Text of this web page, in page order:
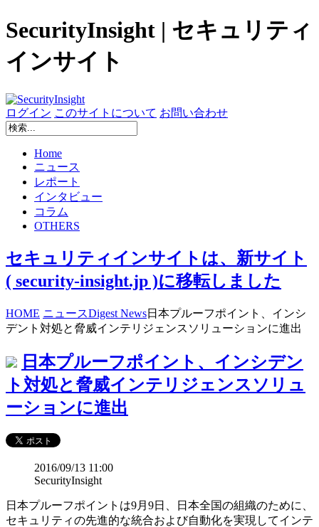
SecurityInsight | セキュリティ
インサイト
ログイン このサイトについて お問い合わせ
Home
ニュース
レポート
インタビュー
コラム
OTHERS
セキュリティインサイトは、新サイト
( security-insight.jp )に移転しました
HOME ニュースDigest News日本プルーフポイント、インシ
デント対処と脅威インテリジェンスソリューションに進出
日本プルーフポイント、インシデン
ト対処と脅威インテリジェンスソリュ
ーションに進出
2016/09/13 11:00
SecurityInsight
日本プルーフポイントは9月9日、日本全国の組織のために、
セキュリティの先進的な統合および自動化を実現してインテ